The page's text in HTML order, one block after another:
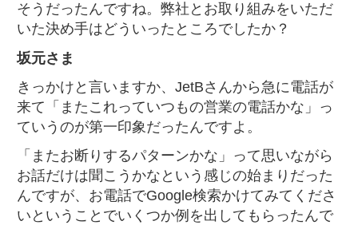
そうだったんですね。弊社とお取り組みをいただ
いた決め手はどういったところでしたか？
坂元さま
きっかけと言いますか、JetBさんから急に電話が
来て「またこれっていつもの営業の電話かな」っ
ていうのが第一印象だったんですよ。
「またお断りするパターンかな」って思いながら
お話だけは聞こうかなという感じの始まりだった
んですが、お電話でGoogle検索かけてみてくださ
いということでいくつか例を出してもらったんで